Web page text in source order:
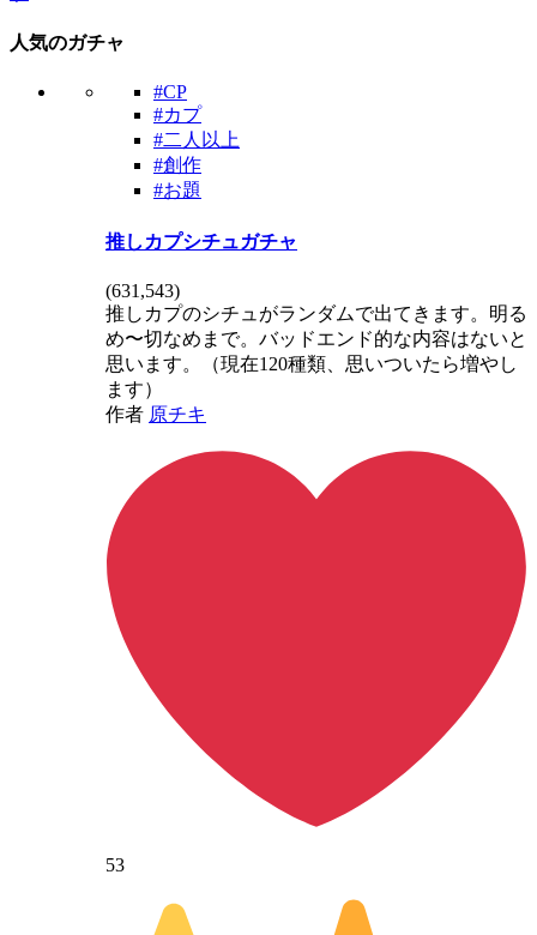
人気のガチャ
#CP
#カプ
#二人以上
#創作
#お題
推しカプシチュガチャ
(631,543)
推しカプのシチュがランダムで出てきます。明る
め〜切なめまで。バッドエンド的な内容はないと
思います。（現在120種類、思いついたら増やし
ます）
作者 原チキ
53